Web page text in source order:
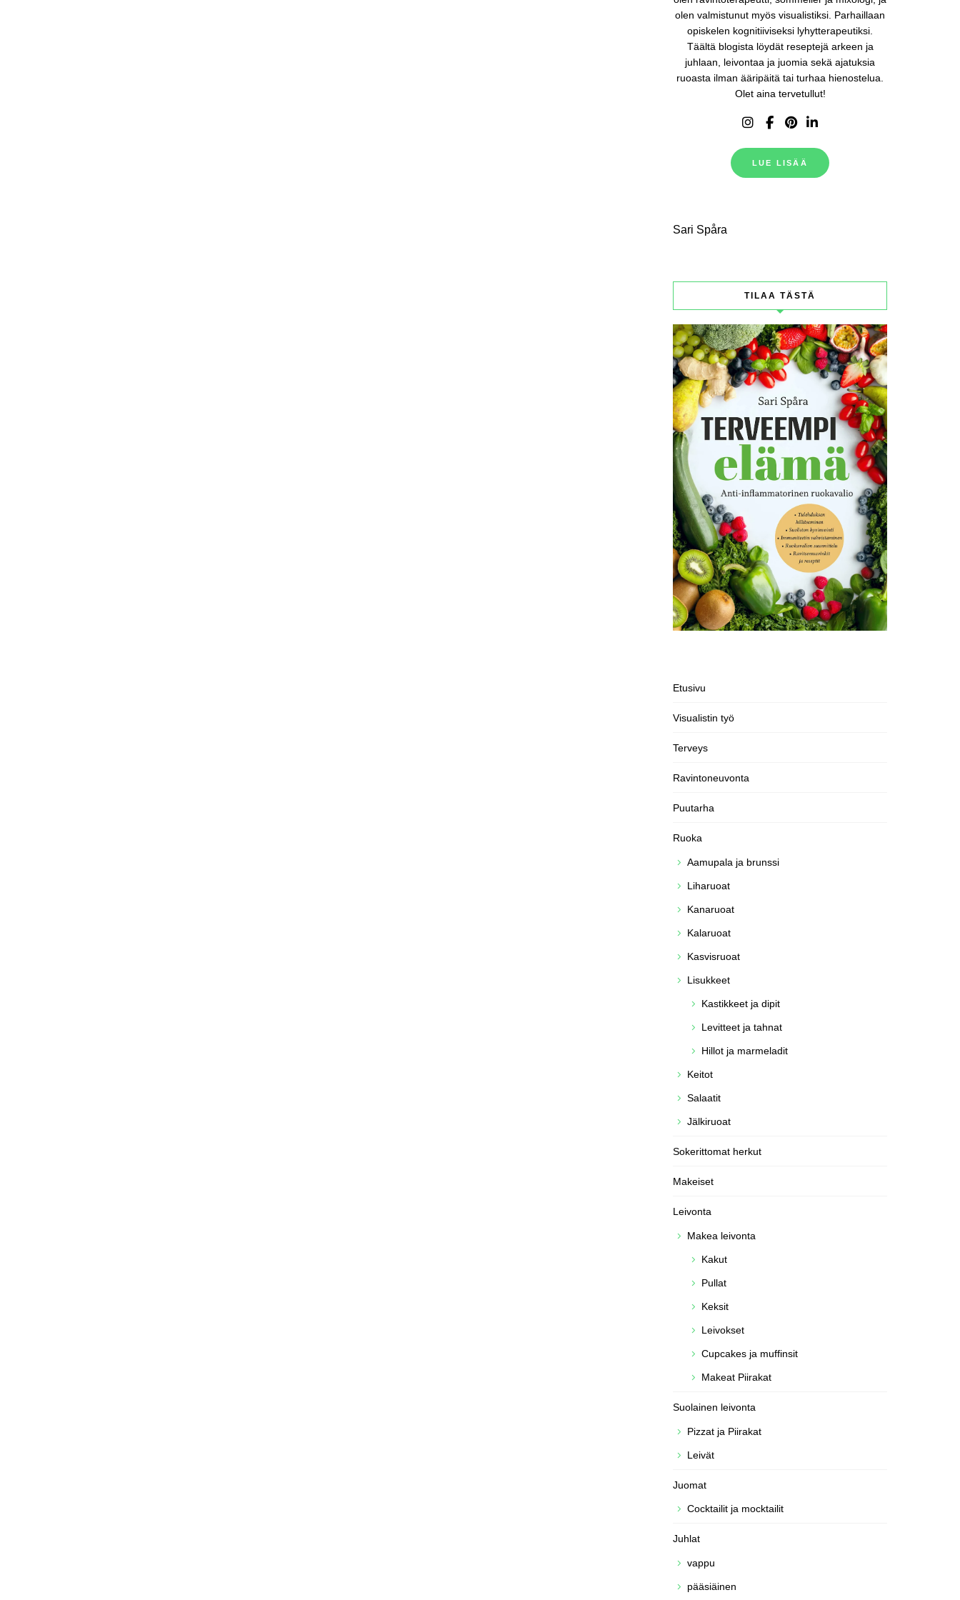
olen valmistunut myös visualistiksi. Parhaillaan
opiskelen kognitiiviseksi lyhytterapeutiksi.
Täältä blogista löydät reseptejä arkeen ja
juhlaan, leivontaa ja juomia sekä ajatuksia
ruoasta ilman ääripäitä tai turhaa hienostelua.
Olet aina tervetullut!
LUE LISÄÄ
Sari Spåra
TILAA TÄSTÄ
Etusivu
Visualistin työ
Terveys
Ravintoneuvonta
Puutarha
Ruoka
Aamupala ja brunssi
Liharuoat
Kanaruoat
Kalaruoat
Kasvisruoat
Lisukkeet
Kastikkeet ja dipit
Levitteet ja tahnat
Hillot ja marmeladit
Keitot
Salaatit
Jälkiruoat
Sokerittomat herkut
Makeiset
Leivonta
Makea leivonta
Kakut
Pullat
Keksit
Leivokset
Cupcakes ja muffinsit
Makeat Piirakat
Suolainen leivonta
Pizzat ja Piirakat
Leivät
Juomat
Cocktailit ja mocktailit
Juhlat
vappu
pääsiäinen